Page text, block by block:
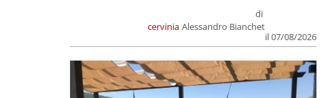
cervinia
di
Alessandro Bianchet
il 07/08/2026